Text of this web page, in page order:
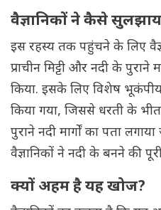
वैज्ञानिकों ने कैसे
इस रहस्य तक पहुंचने के लिए
प्राचीन मिट्टी और नदी के पुराने
किया. इसके लिए विशेष
किया गया, जिससे धरती के
पुराने नदी मार्गों का पता
वैज्ञानिकों ने नदी के बनने की
क्यों अहम है यह खोज?